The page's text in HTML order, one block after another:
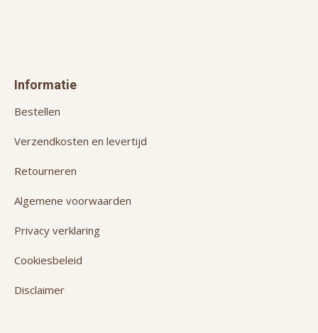
Informatie
Bestellen
Verzendkosten en levertijd
Retourneren
Algemene voorwaarden
Privacy verklaring
Cookiesbeleid
Disclaimer